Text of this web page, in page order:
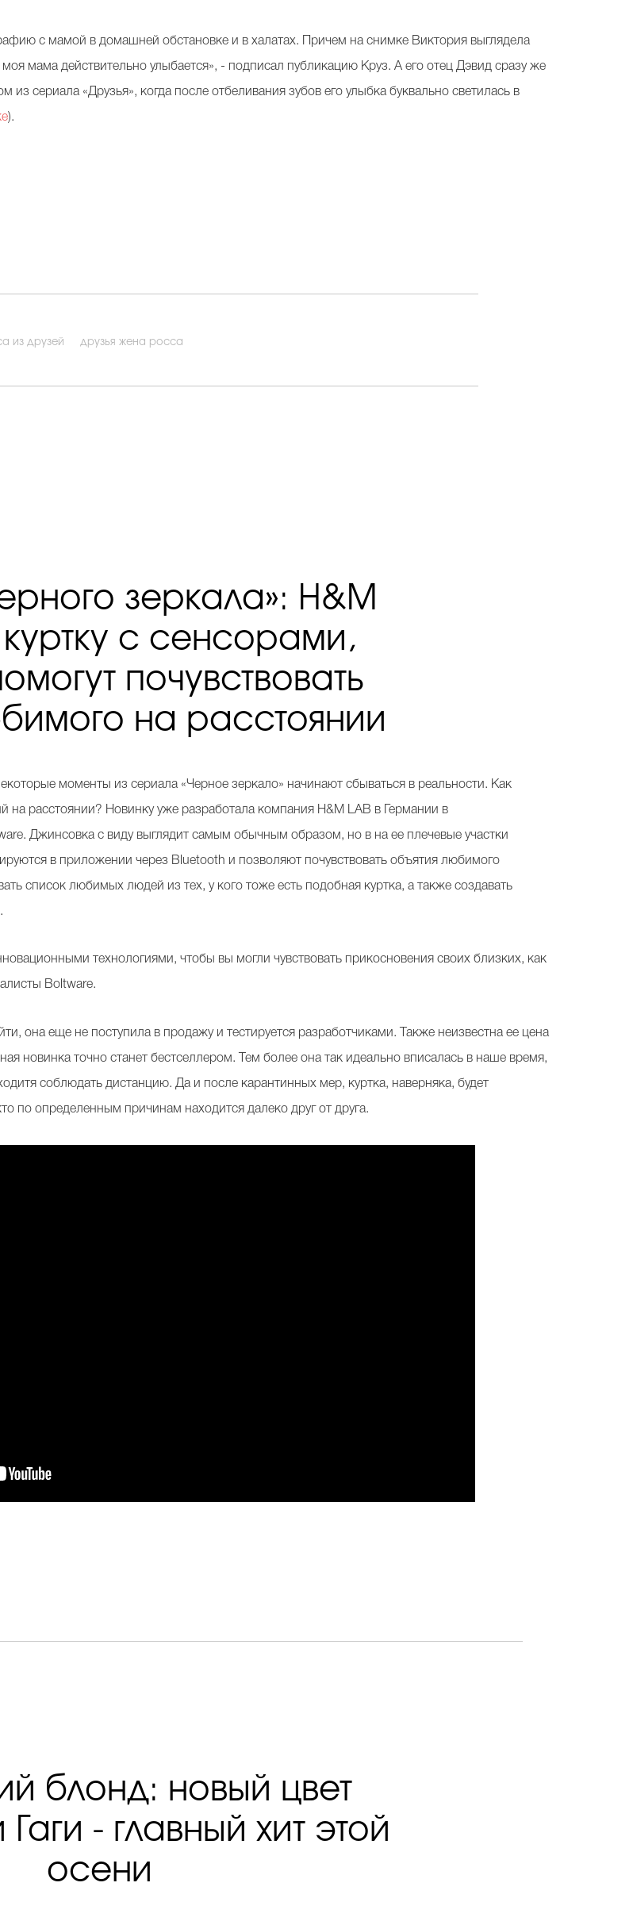
с мамой в домашней обстановке и в халатах. Причем на снимке Виктория выглядела
мама действительно улыбается», - подписал публикацию Круз. А его отец Дэвид сразу же
из сериала «Друзья», когда после отбеливания зубов его улыбка буквально светилась в
).
из друзей друзья жена росса
зеркала»: H&M
куртку с сенсорами,
почувствовать
на расстоянии
моменты из сериала «Черное зеркало» начинают сбываться в реальности. Как
на расстоянии? Новинку уже разработала компания H&M LAB в Германии в
Джинсовка с виду выглядит самым обычным образом, но в на ее плечевые участки
в приложении через Bluetooth и позволяют почувствовать объятия любимого
список любимых людей из тех, у кого тоже есть подобная куртка, а также создавать
технологиями, чтобы вы могли чувствовать прикосновения своих близких, как
Boltware.
она еще не поступила в продажу и тестируется разработчиками. Также неизвестна ее цена
новинка точно станет бестселлером. Тем более она так идеально вписалась в наше время,
соблюдать дистанцию. Да и после карантинных мер, куртка, наверняка, будет
по определенным причинам находится далеко друг от друга.
блонд: новый цвет
- главный хит этой
осени